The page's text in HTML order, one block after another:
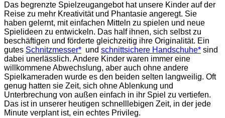
Das begrenzte Spielzeugangebot hat unsere Kinder auf der
Reise zu mehr Kreativität und Phantasie angeregt. Sie
haben gelernt, mit einfachen Mitteln zu spielen und neue
Spielideen zu entwickeln. Das half ihnen, sich selbst zu
beschäftigen und förderte gleichzeitig ihre Originalität. Ein
gutes Schnitzmesser* und schnittsichere Handschuhe* sind
dabei unerlässlich. Andere Kinder waren immer eine
willkommene Abwechslung, aber auch ohne andere
Spielkameraden wurde es den beiden selten langweilig. Oft
genug hatten sie Zeit, sich ohne Ablenkung und
Unterbrechung von außen einfach in ihr Spiel zu vertiefen.
Das ist in unserer heutigen schnelllebigen Zeit, in der jede
Minute verplant ist, ein echtes Privileg.